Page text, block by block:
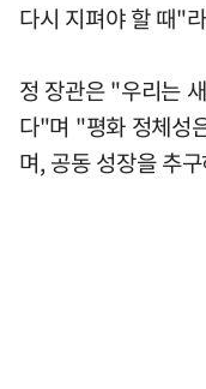
다시 지펴야 할 때"
정 장관은 "우리는
다"며 "평화 정체성
며, 공동 성장을 추